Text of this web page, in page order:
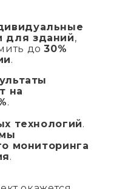
для зданий,
до30%
.
на
.
технологий.
мониторинга
.